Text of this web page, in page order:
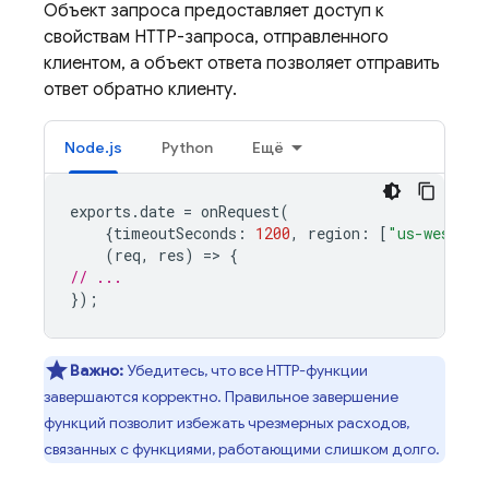
Объект запроса предоставляет доступ к
свойствам HTTP-запроса, отправленного
клиентом, а объект ответа позволяет отправить
ответ обратно клиенту.
Node.js Python Ещё
exports .date = onRequest(
{timeoutSeconds : 1200, region : [ "us-west1"
(req, res) => {
// ...
});
Важно: Убедитесь, что все HTTP-функции
завершаются корректно. Правильное завершение
функций позволит избежать чрезмерных расходов,
связанных с функциями, работающими слишком долго.